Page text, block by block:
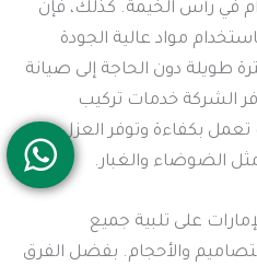
في رأس الخيمة. كذلك، فإن
مواد عالية الجودة
طويلة دون الحاجة إلى صيانة
الشركة خدمات تركيب
تعمل بكفاءة وتوفر العزل
الضوضاء والغبار.
على تلبية جميع
والأحجام. بفضل الفرق